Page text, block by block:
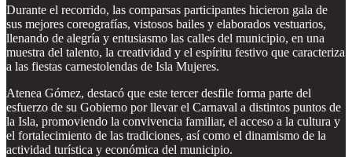
Durante el recorrido, las comparsas participantes hicieron gala de
sus mejores coreografías, vistosos bailes y elaborados vestuarios,
llenando de alegría y entusiasmo las calles del municipio, en una
muestra del talento, la creatividad y el espíritu festivo que caracteriza
a las fiestas carnestolendas de Isla Mujeres.
Atenea Gómez, destacó que este tercer desfile forma parte del
esfuerzo de su Gobierno por llevar el Carnaval a distintos puntos de
la Isla, promoviendo la convivencia familiar, el acceso a la cultura y
el fortalecimiento de las tradiciones, así como el dinamismo de la
actividad turística y económica del municipio.